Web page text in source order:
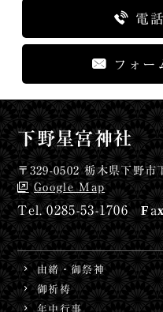
電
フォー
下野星宮神社
〒329-0502 栃木県下野市
Google Map
0285-53-1706
由緒・御祭神
御祈祷
年中行事